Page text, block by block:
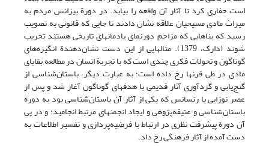
است حفاری کرد تا آثار آن واقعه را بیابد. در دورة بیزانس مردم به
میراث مادی مسیحیان علاقه نشان دادند تا جایی که قانونی به تصویب
رسید که بناهایی که مزاحم دورنمای یادمانهای تاریخی هستند تخریب
شوند (دارک، 1379). مثالهایی از این دست نشان‌دهندة انگیزه‌های
گوناگون و تحولات فکری چندی است که با تجربة انسان در مطالعه بقایای
مادی در طی قرنها رخ داده است؛ به عبارت دیگر، باستان‌شناسی از
گنج‌یابی و گردآوری آثار قدیمی با هدفهای گوناگون آغاز شد و پس از
عصر نوزایی یا رنسانس که یکی از آثار آن باستان‌شناسی بود به دورة
باستان‌شناسی و عتیقه‌پژوهی و ایجاد انجمنهای مرتبط انجامید؛ و در پی
آن دورة پیشرفت نظری در ارتباط با فرضیه‌پردازی و تفسیر اطلاعات به
دست آمده از آثار فرهنگی رخ داد.